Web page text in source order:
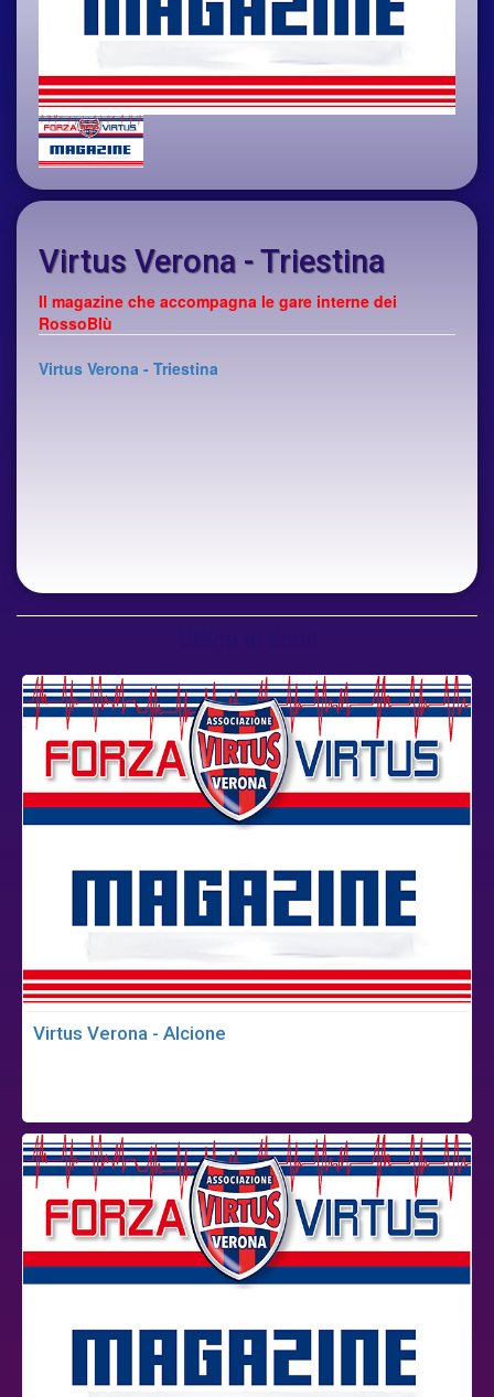
Virtus Verona - Triestina
Il magazine che accompagna le gare interne dei
RossoBlù
Virtus Verona - Triestina
Virtus Verona - Alcione